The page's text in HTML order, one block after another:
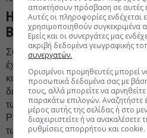
Η εξωτερική πολιτική
Βαλκάνια
Σύμφωνα με τη μελέτη, η
έχει υποστεί τεράστιες αλλαγές
κυρίως υπό την επιρροή
δεκαετία του 1990, τα Βαλκάνια
των ξένων πολιτικών και
Ρωσίας, η οποία βασίζονταν στη
των σχέσεών της με την
αποκτήσουν πρόσβαση σε αυτές
Αυτές οι πληροφορίες ενδέχεται
χρησιμοποιηθούν συγκεκριμένα
Εμείς και οι συνεργάτες μας
ακριβή δεδομένα γεωγραφικής
συνεργατών.
Ορισμένοι προμηθευτές μπορεί
προσωπικά δεδομένα σας με
τους, αλλά μπορείτε να
παρακάτω επιλογών. Αναζητήστε
μέρος αυτής της σελίδας ή στο
διαχειριστείτε ή να ανακαλέσετε
ρυθμίσεις απορρήτου και cookie.